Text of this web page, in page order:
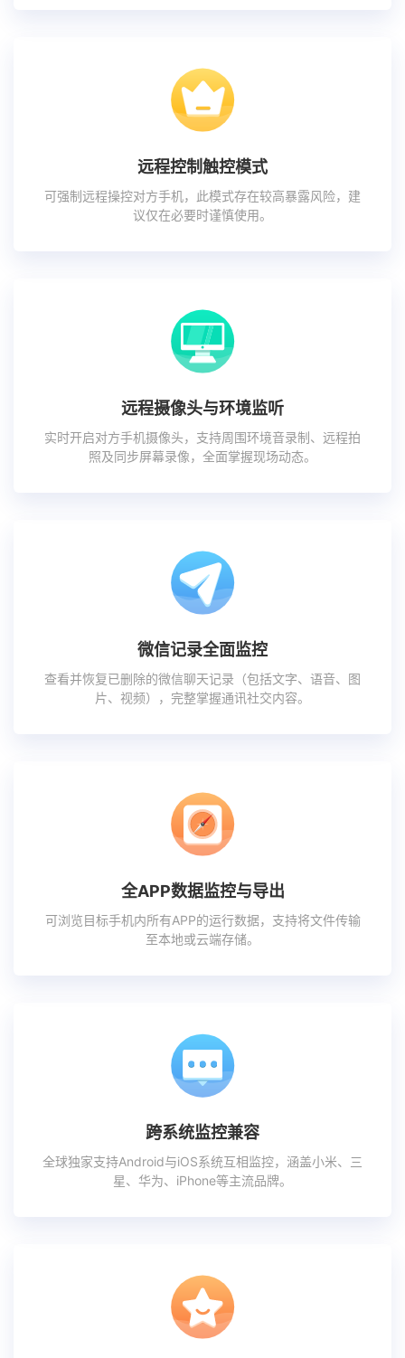
远程控制触控模式
可强制远程操控对方手机，此模式存在较高暴露风险，建
议仅在必要时谨慎使用。
远程摄像头与环境监听
实时开启对方手机摄像头，支持周围环境音录制、远程拍
照及同步屏幕录像，全面掌握现场动态。
微信记录全面监控
查看并恢复已删除的微信聊天记录（包括文字、语音、图
片、视频），完整掌握通讯社交内容。
全APP数据监控与导出
可浏览目标手机内所有APP的运行数据，支持将文件传输
至本地或云端存储。
跨系统监控兼容
全球独家支持Android与iOS系统互相监控，涵盖小米、三
星、华为、iPhone等主流品牌。